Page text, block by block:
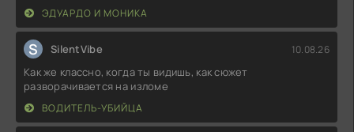
ЭДУАРДО И МОНИКА
S SilentVibe 10.08.26
Как же классно, когда ты видишь, как сюжет
разворачивается на изломе
ВОДИТЕЛЬ-УБИЙЦА